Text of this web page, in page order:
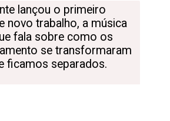
lançou o primeiro
single desse novo trabalho, a música
fala sobre como os
se transformaram
ficamos separados.